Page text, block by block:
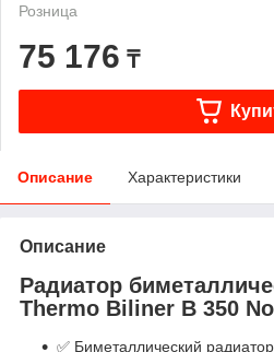
Розница
75 176 ₸
Описание Характеристики
Описание
Радиатор
Thermo Biliner B 350
✅ Биметаллический